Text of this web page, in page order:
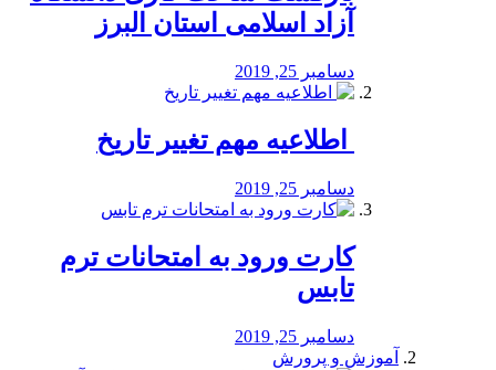
آزاد اسلامی استان البرز
دسامبر 25, 2019
️ اطلاعیه مهم تغییر تاریخ
دسامبر 25, 2019
کارت ورود به امتحانات ترم
تابس
دسامبر 25, 2019
آموزش و پرورش